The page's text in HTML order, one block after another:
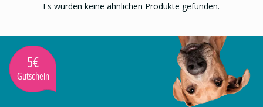
Es wurden keine ähnlichen Produkte gefunden.
5€
Gutschein